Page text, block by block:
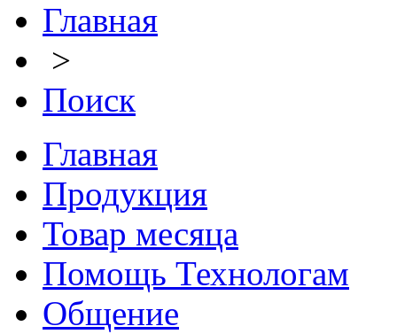
Главная
>
Поиск
Главная
Продукция
Товар месяца
Помощь Технологам
Общение